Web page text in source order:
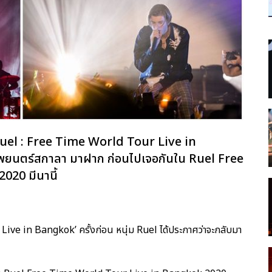
: Free Time World Tour Live in
ตร์สกาลา มาฝาก ก่อนไปเจอกันใน Ruel Free
มีนานี้
in Bangkok’ ครั้งก่อน หนุ่ม Ruel ได้ประกาศว่าจะกลับมา